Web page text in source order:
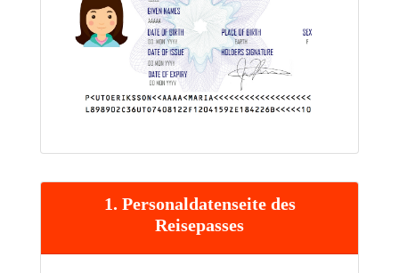
1. Personaldatenseite des
Reisepasses